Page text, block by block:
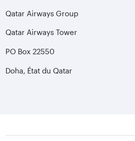
Qatar Airways Group
Qatar Airways Tower
PO Box 22550
Doha, État du Qatar